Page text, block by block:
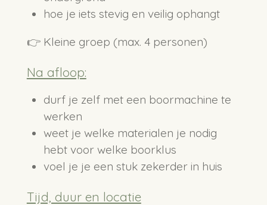
hoe je iets stevig en veilig ophangt
👉 Kleine groep (max. 4 personen)
Na afloop:
durf je zelf met een boormachine te
werken
weet je welke materialen je nodig
hebt voor welke boorklus
voel je je een stuk zekerder in huis
Tijd, duur en locatie